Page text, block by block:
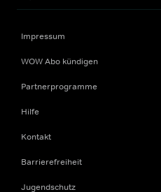
Impressum
WOW Abo kündigen
Partnerprogramme
Hilfe
Kontakt
Barrierefreiheit
Jugendschutz